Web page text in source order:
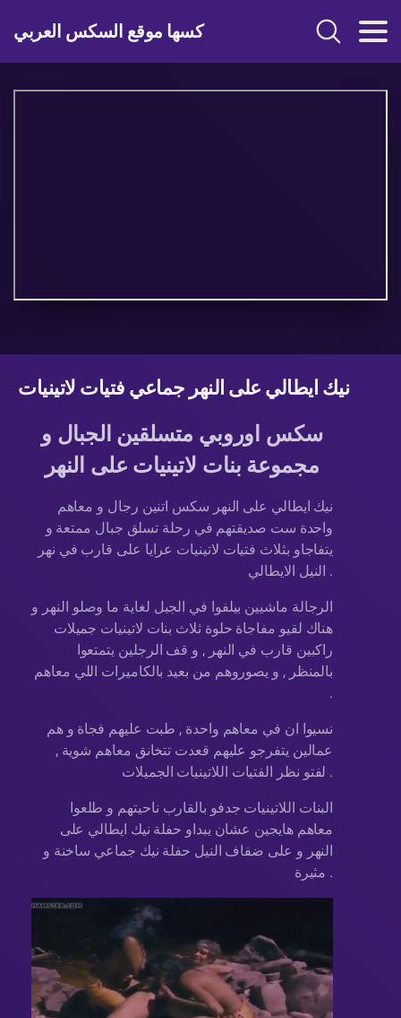
كسها موقع السكس العربي
نيك ايطالي على النهر جماعي فتيات لاتينيات
سكس اوروبي متسلقين الجبال و
مجموعة بنات لاتينيات على النهر
نيك ايطالي على النهر سكس اتنين رجال و معاهم
واحدة ست صديقتهم في رحلة تسلق جبال ممتعة و
يتفاجاو بثلاث فتيات لاتينيات عرايا على قارب في نهر
النيل الايطالي .
الرجالة ماشيين بيلفوا في الجبل لغاية ما وصلو النهر و
هناك لقيو مفاجاة حلوة ثلاث بنات لاتينيات جميلات
راكبين قارب في النهر , و قف الرجلين يتمتعوا
بالمنظر , و يصوروهم من بعيد بالكاميرات اللي معاهم
.
نسيوا ان في معاهم واحدة , طبت عليهم فجاة و هم
عمالين يتفرجو عليهم قعدت تتخانق معاهم شوية ,
لفتو نظر الفتيات اللاتينيات الجميلات .
البنات اللاتينيات جدفو بالقارب ناحيتهم و طلعوا
معاهم هايجين عشان يبداو حفلة نيك ايطالي على
النهر و على ضفاف النيل حفلة نيك جماعي ساخنة و
مثيرة .